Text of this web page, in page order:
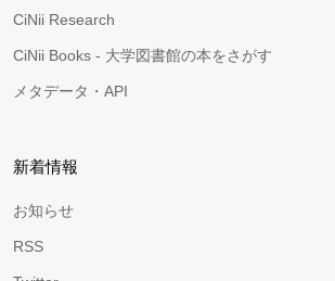
CiNii Research
CiNii Books - 大学図書館の本をさがす
メタデータ・API
新着情報
お知らせ
RSS